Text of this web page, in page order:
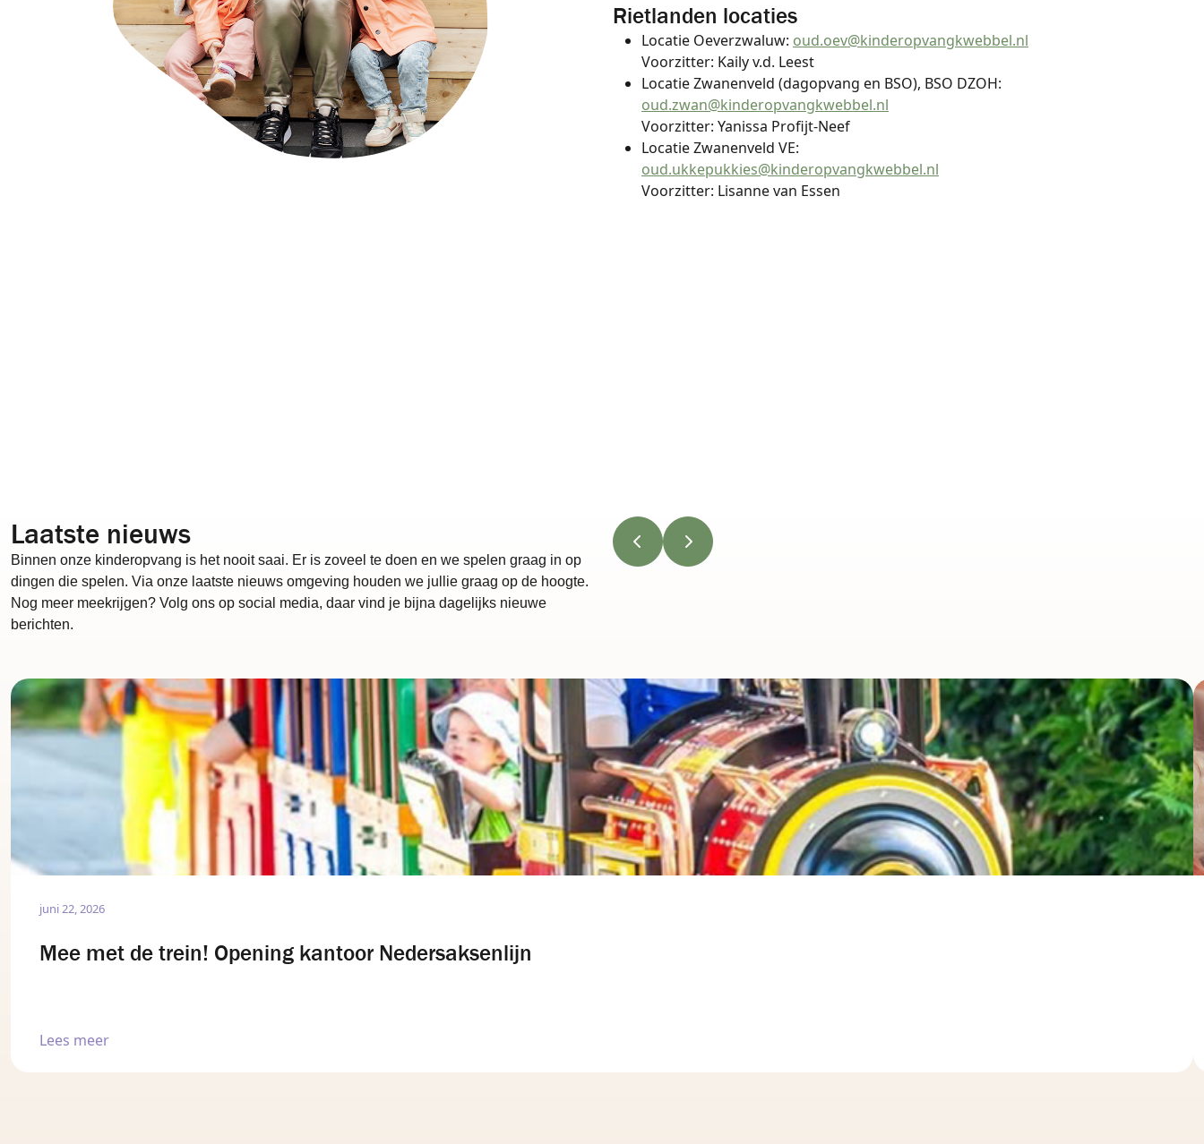
Rietlanden locaties
Locatie Oeverzwaluw: oud.oev@kinderopvangkwebbel.nl
Voorzitter: Kaily v.d. Leest
Locatie Zwanenveld (dagopvang en BSO), BSO DZOH:
oud.zwan@kinderopvangkwebbel.nl
Voorzitter: Yanissa Profijt-Neef
Locatie Zwanenveld VE:
oud.ukkepukkies@kinderopvangkwebbel.nl
Voorzitter: Lisanne van Essen
Laatste nieuws
Binnen onze kinderopvang is het nooit saai. Er is zoveel te doen en we spelen graag in op
dingen die spelen. Via onze laatste nieuws omgeving houden we jullie graag op de hoogte.
Nog meer meekrijgen? Volg ons op social media, daar vind je bijna dagelijks nieuwe
berichten.
juni 22, 2026
Mee met de trein! Opening kantoor Nedersaksenlijn
Lees meer